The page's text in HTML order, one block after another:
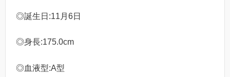
◎誕生日:11月6日
◎身長:175.0cm
◎血液型:A型